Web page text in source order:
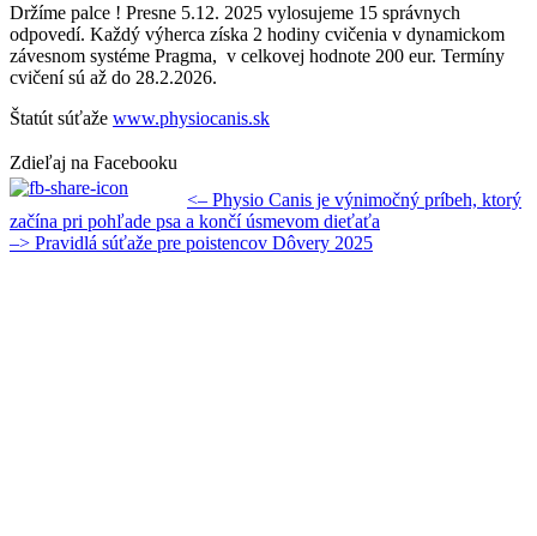
Držíme palce ! Presne 5.12. 2025 vylosujeme 15 správnych
odpovedí. Každý výherca získa 2 hodiny cvičenia v dynamickom
závesnom systéme Pragma, v celkovej hodnote 200 eur. Termíny
cvičení sú až do 28.2.2026.
Štatút súťaže www.physiocanis.sk
Zdieľaj na Facebooku
Navigácia
v
<– Previous
post:
Physio Canis je výnimočný príbeh, ktorý
začína pri pohľade psa a končí úsmevom dieťaťa
–> Next
Pravidlá súťaže pre poistencov Dôvery 2025